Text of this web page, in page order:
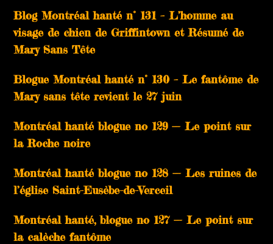
Blog Montréal hanté n° 131 – L’homme au
visage de chien de Griffintown et Résumé de
Mary Sans Tête
Blogue Montréal hanté n° 130 – Le fantôme de
Mary sans tête revient le 27 juin
Montréal hanté blogue no 129 — Le point sur
la Roche noire
Montréal hanté blogue no 128 — Les ruines de
l’église Saint-Eusèbe-de-Verceil
Montréal hanté, blogue no 127 — Le point sur
la calèche fantôme